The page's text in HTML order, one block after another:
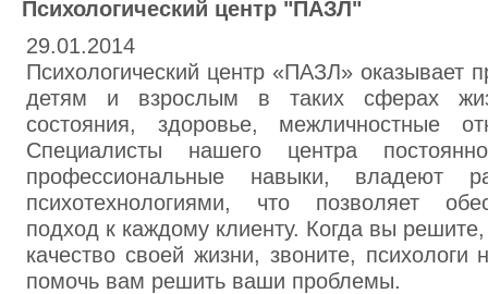
Психологический центр "ПАЗЛ"
29.01.2014
Психологический центр «ПАЗЛ» оказывает
детям и взрослым в таких сферах
состояния, здоровье, межличностные
Специалисты нашего центра
профессиональные навыки, владеют
психотехнологиями, что позволяет
подход к каждому клиенту. Когда вы
качество своей жизни, звоните,
помочь вам решить ваши проблемы.